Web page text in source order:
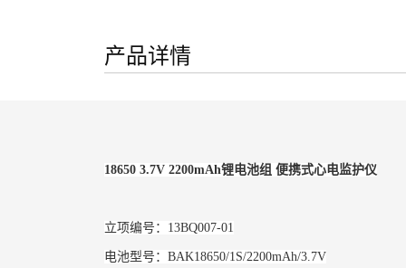
产品详情
18650 3.7V 2200mAh锂电池组 便携式心电监护仪
立项编号：13BQ007-01
电池型号：BAK18650/1S/2200mAh/3.7V